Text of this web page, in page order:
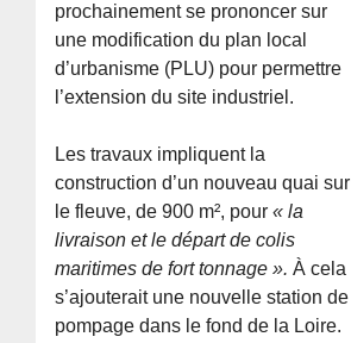
prochainement se prononcer sur
une modification du plan local
d’urbanisme (PLU) pour permettre
l’extension du site industriel.
Les travaux impliquent la
construction d’un nouveau quai sur
le fleuve, de 900 m², pour« la
livraison et le départ de colis
maritimes de fort tonnage ». À cela
s’ajouterait une nouvelle station de
pompage dans le fond de la Loire.